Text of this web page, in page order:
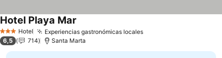
3 Estrellas
Hotel Experiencias gastronómicas locales
Hotel Playa Mar
6,5 714 Santa Marta